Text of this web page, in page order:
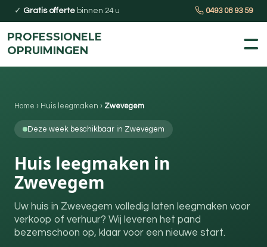
✓ Gratis offerte binnen 24 u 0493 08 93 59
PROFESSIONELE
OPRUIMINGEN
Home › Huis leegmaken › Zwevegem
Deze week beschikbaar in Zwevegem
Huis leegmaken in
Zwevegem
Uw huis in Zwevegem volledig laten leegmaken voor
verkoop of verhuur? Wij leveren het pand
bezemschoon op, klaar voor een nieuwe start.